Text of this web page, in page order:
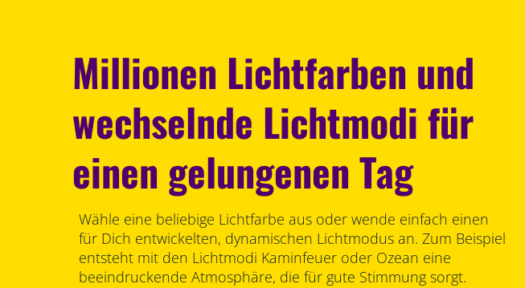
Millionen Lichtfarben und
wechselnde Lichtmodi für
einen gelungenen Tag
Wähle eine beliebige Lichtfarbe aus oder wende einfach einen
für Dich entwickelten, dynamischen Lichtmodus an. Zum Beispiel
entsteht mit den Lichtmodi Kaminfeuer oder Ozean eine
beeindruckende Atmosphäre, die für gute Stimmung sorgt.